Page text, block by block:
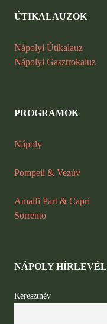
ÚTIKALAUZOK
Nápolyi Útikalauz
Nápolyi Gasztrokaluz
PROGRAMOK
Nápoly
Pompeii & Vezúv
Amalfi Part & Capri
Sorrento
NÁPOLY HÍRLEVÉL
Keresztnév